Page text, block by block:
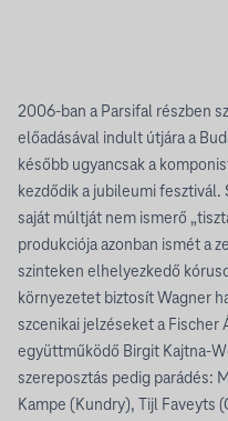
2006-ban a Parsifal részben
előadásával indult útjára a
később ugyancsak a
kezdődik a jubileumi
saját múltját nem ismerő
produkciója azonban ismét a
szinteken elhelyezkedő
környezetet biztosít Wagner
szcenikai jelzéseket a Fischer
együttműködő Birgit Kajtna-
szereposztás pedig parádés:
Kampe (Kundry), Tijl Faveyts